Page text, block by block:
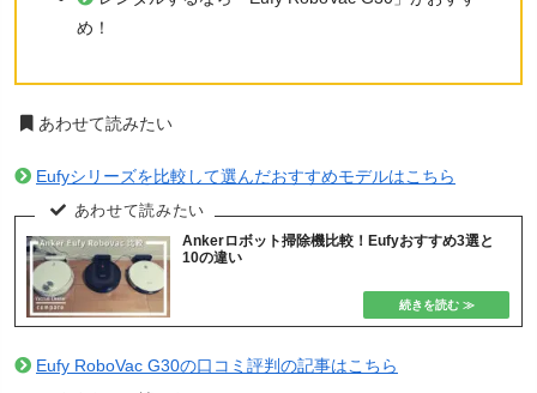
め！
あわせて読みたい
Eufyシリーズを比較して選んだおすすめモデルはこちら
Ankerロボット掃除機比較！Eufyおすすめ3選と
10の違い
Eufy RoboVac G30の口コミ評判の記事はこちら